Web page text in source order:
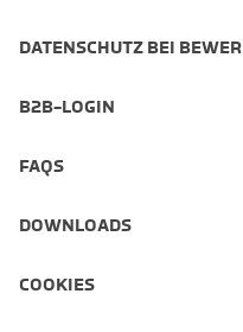
DATENSCHUTZ BEI
B2B-LOGIN
FAQS
DOWNLOADS
COOKIES